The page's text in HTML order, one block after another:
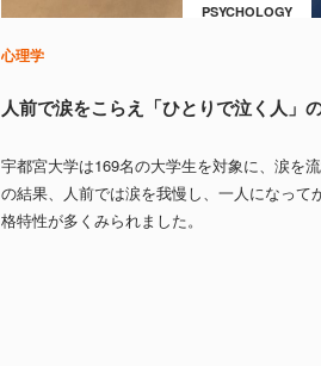
PSYCHOLOGY
心理学
人前で涙をこらえ「ひとりで泣く人」
宇都宮大学は169名の大学生を対象に、涙を
の結果、人前では涙を我慢し、一人になって
格特性が多くみられました。